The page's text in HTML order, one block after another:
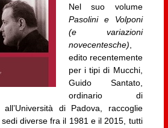
Nel suo volume
Pasolini e Volponi
(e variazioni
novecentesche),
edito recentemente
per i tipi di Mucchi,
Guido Santato,
ordinario di
di Padova, raccoglie
diverse fra il 1981 e il 2015, tutti